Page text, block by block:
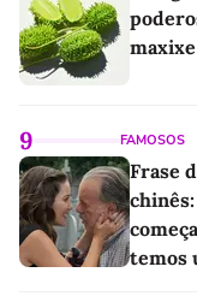
9 FAMOSOS
Frase
temos